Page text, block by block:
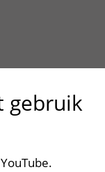
gebruik